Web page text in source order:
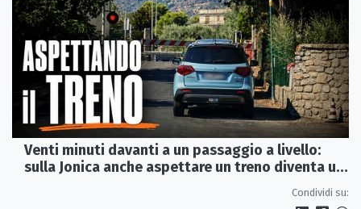
Venti minuti davanti a un passaggio a livello:
sulla Jonica anche aspettare un treno diventa un
Condividi su: